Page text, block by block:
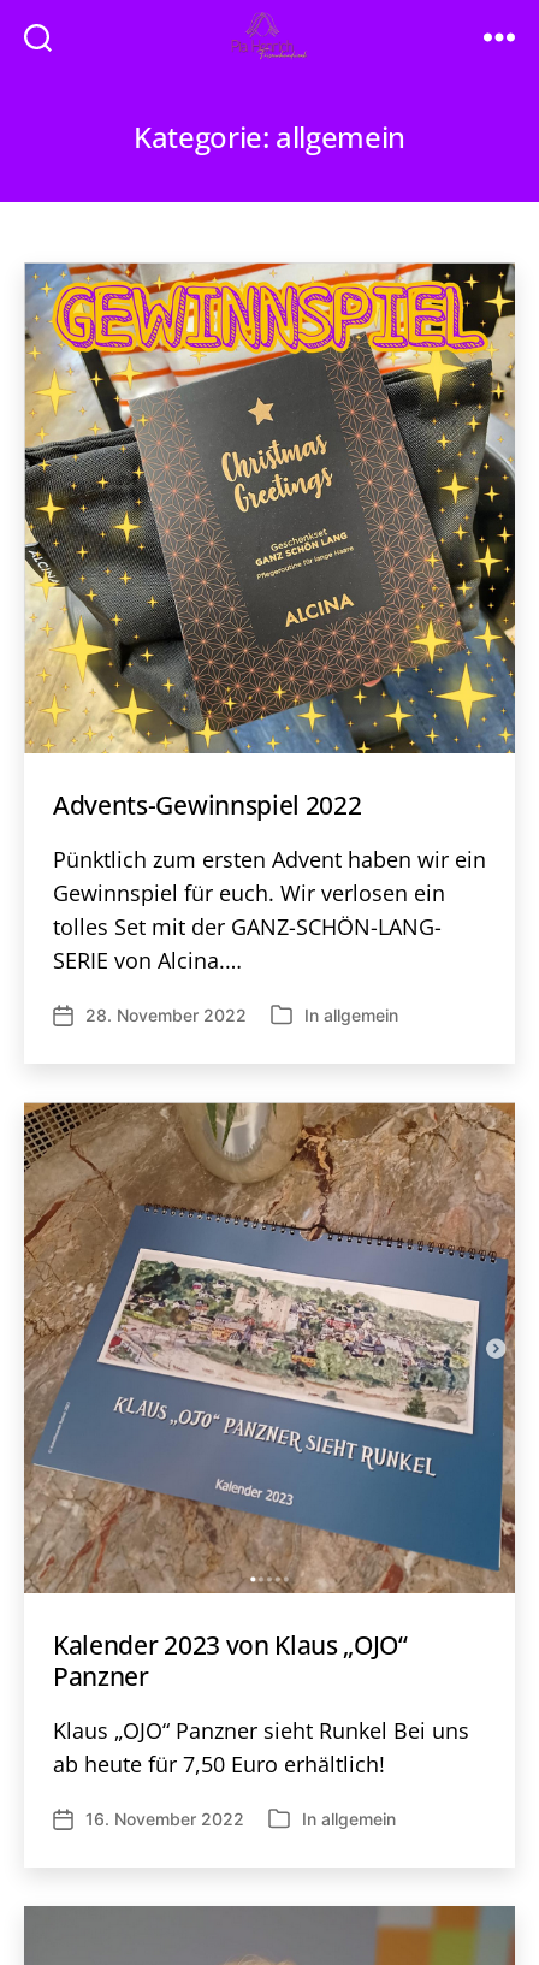
Henrich
Kategorie: allgemein
Advents-Gewinnspiel 2022
Pünktlich zum ersten Advent haben wir ein
Gewinnspiel für euch. Wir verlosen ein
tolles Set mit der GANZ-SCHÖN-LANG-
SERIE von Alcina.…
Veröffentlichungsdatum
28. November 2022 Kategorien
In allgemein
Kalender 2023 von Klaus „OJO“
Panzner
Klaus „OJO“ Panzner sieht Runkel Bei uns
ab heute für 7,50 Euro erhältlich!
Veröffentlichungsdatum
16. November 2022 Kategorien
In allgemein